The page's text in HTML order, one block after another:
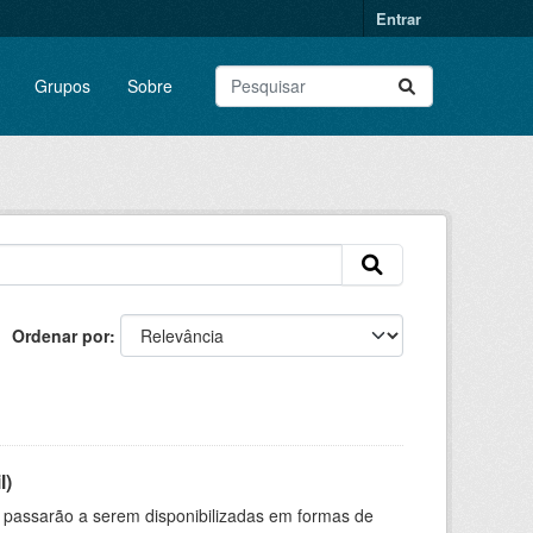
Entrar
Grupos Sobre
Ordenar por
a serem disponibilizadas em formas de